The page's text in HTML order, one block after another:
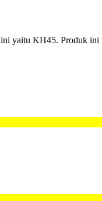
yaitu KH45. Produk